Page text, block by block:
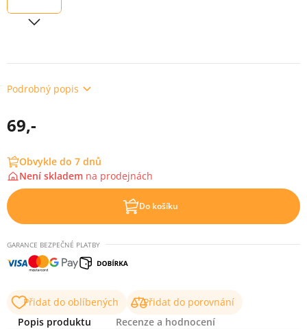
Podrobný popis
69,-
Obvykle do 7 dnů
Není skladem na prodejnách
Do košíku
GARANCE BEZPEČNÉ PLATBY
Přidat do oblíbených
Přidat do porovnání
Popis produktu
Recenze a hodnocení